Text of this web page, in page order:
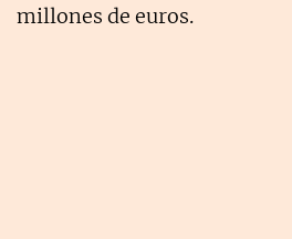
millones de euros.